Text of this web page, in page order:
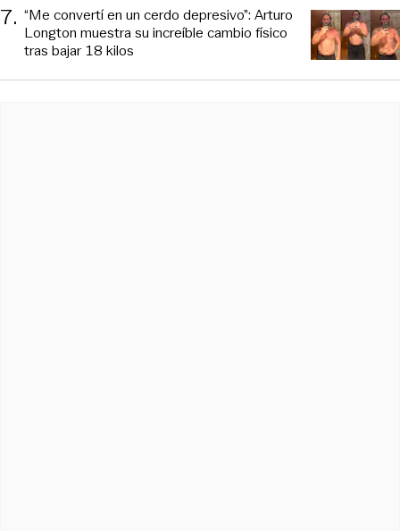
7. “Me convertí en un cerdo depresivo”: Arturo
Longton muestra su increíble cambio físico
tras bajar 18 kilos